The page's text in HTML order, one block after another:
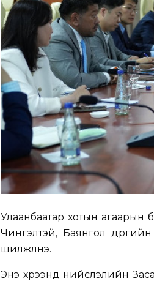
Улаанбаатар хотын агаарын
Чингэлтэй, Баянгол
шилжүүлнэ.
Энэ хүрээнд нийслэлийн